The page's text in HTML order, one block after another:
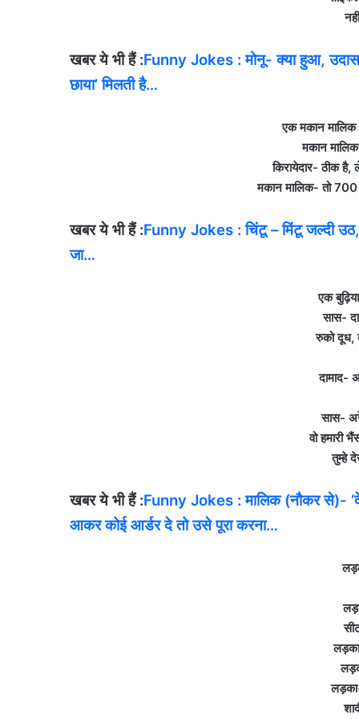
खबर ये भी हैं :Funny Jokes : मोनू- क्या हुआ, उदास
छाया’ मिलती है…
एक मकान मालिक
मकान
किरायेदार- ठीक
मकान मालिक- तो 700
खबर ये भी हैं :Funny Jokes : चिंटू – मिंटू जल्दी
जा…
एक
सास-
रुको दूध,
दामाद-
सास-
वो हमारी
तुम्हे
खबर ये भी हैं :Funny Jokes : मालिक (नौकर से)-
आकर कोई आर्डर दे तो उसे पूरा करना…